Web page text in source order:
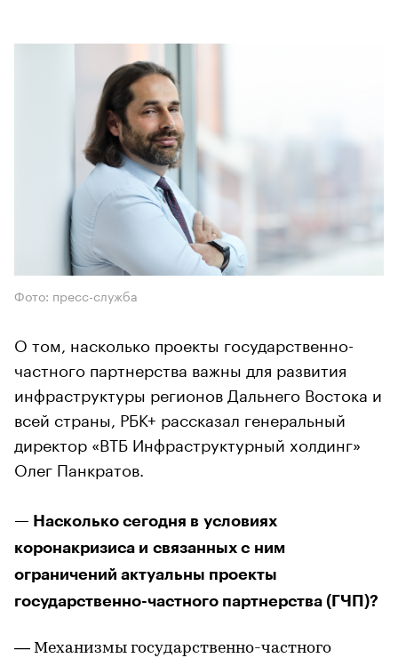
Фото: пресс-служба
О том, насколько проекты государственно-
частного партнерства важны для развития
инфраструктуры регионов Дальнего Востока и
всей страны, РБК+ рассказал генеральный
директор «ВТБ Инфраструктурный холдинг»
Олег Панкратов.
— Насколько сегодня в условиях
коронакризиса и связанных с ним
ограничений актуальны проекты
государственно-частного партнерства (ГЧП)?
— Механизмы государственно-частного